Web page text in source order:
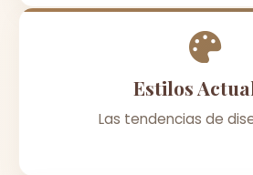
Estilos
Las tendencias de